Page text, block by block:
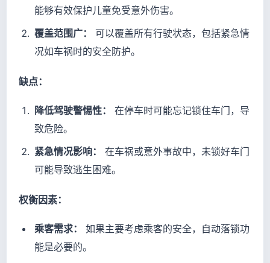
能够有效保护儿童免受意外伤害。
覆盖范围广：
可以覆盖所有行驶状态，包括紧急情
况如车祸时的安全防护。
缺点：
降低驾驶警惕性：
在停车时可能忘记锁住车门，导
致危险。
紧急情况影响：
在车祸或意外事故中，未锁好车门
可能导致逃生困难。
权衡因素：
乘客需求：
如果主要考虑乘客的安全，自动落锁功
能是必要的。